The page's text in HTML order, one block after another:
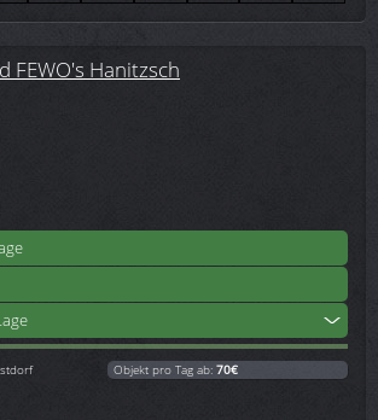
FEWO's Hanitzsch
Objekt pro Tag ab: 70€